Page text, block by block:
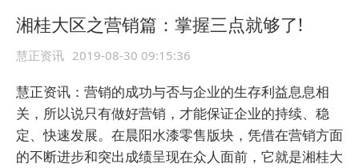
湘桂大区之营销篇：掌握三点就够了!
慧正资讯 2019-08-30 09:15:36
慧正资讯：营销的成功与否与企业的生存利益息息相
关，所以说只有做好营销，才能保证企业的持续、稳
定、快速发展。在晨阳水漆零售版块，凭借在营销方面
的不断进步和突出成绩呈现在众人面前，它就是湘桂大